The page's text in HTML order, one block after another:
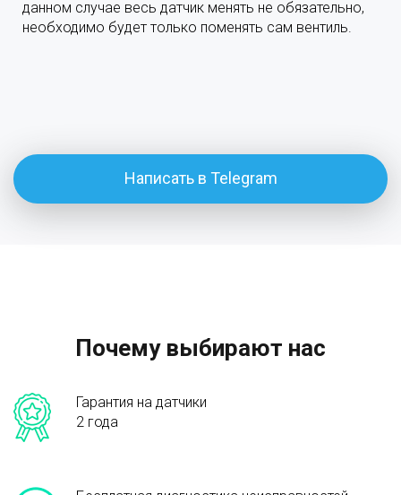
данном случае весь датчик менять не обязательно,
необходимо будет только поменять сам вентиль.
Написать в Telegram
Почему выбирают нас
Гарантия на датчики
2 года